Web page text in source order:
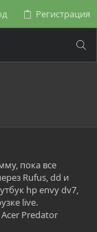
Регистрация
пока все
Rufus, dd и
hp envy dv7,
live.
Predator